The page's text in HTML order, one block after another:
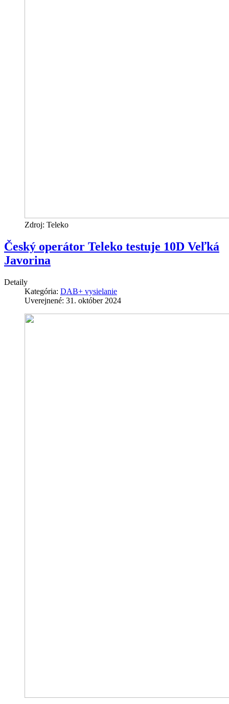
Zdroj: Teleko
Český operátor Teleko testuje 10D Veľká
Javorina
Detaily
Kategória: DAB+ vysielanie
Uverejnené: 31. október 2024